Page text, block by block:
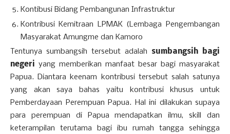
Kontibusi Bidang Pembangunan Infrastruktur
Kontribusi Kemitraan LPMAK (Lembaga Pengembangan
Masyarakat Amungme dan Kamoro
Tentunya sumbangsih tersebut adalah sumbangsih bagi
negeri yang memberikan manfaat besar bagi masyarakat
Papua. Diantara keenam kontribusi tersebut salah satunya
yang akan saya bahas yaitu kontribusi khusus untuk
Pemberdayaan Perempuan Papua. Hal ini dilakukan supaya
para perempuan di Papua mendapatkan ilmu, skill dan
keterampilan terutama bagi ibu rumah tangga sehingga